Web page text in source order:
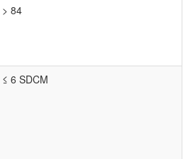
> 84
≤ 6 SDCM